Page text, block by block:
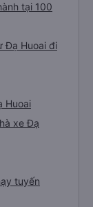
tại 100
Đạ Huoai đi
Huoai
xe Đạ
tuyến